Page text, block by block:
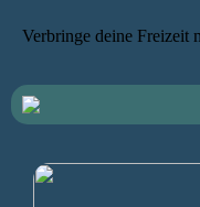
Verbringe deine Freizeit